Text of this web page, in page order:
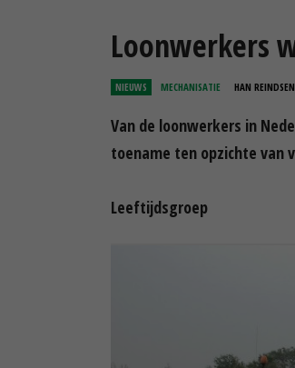
Loonwerkers
NIEUWS MECHANISATIE HAN REINDSEN
Van de loonwerkers in
toename ten opzichte van
Leeftijdsgroep